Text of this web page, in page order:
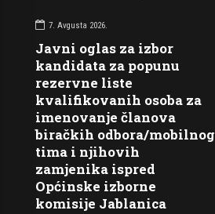
7. Avgusta 2026.
Javni oglas za izbor
kandidata za popunu
rezervne liste
kvalifikovanih osoba za
imenovanje članova
biračkih odbora/mobilnog
tima i njihovih
zamjenika ispred
Općinske izborne
komisije Jablanica